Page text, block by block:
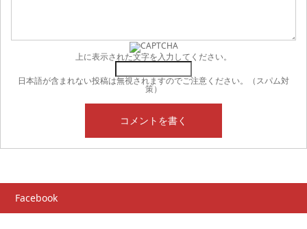
上に表示された文字を入力してください。
日本語が含まれない投稿は無視されますのでご注意ください。（スパム対
策）
Facebook